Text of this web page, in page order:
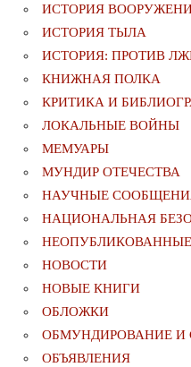
ИСТОРИЯ
ИСТОРИЯ ТЫЛА
ИСТОРИЯ: ПРОТИВ
КНИЖНАЯ ПОЛКА
КРИТИКА И
ЛОКАЛЬНЫЕ ВОЙНЫ
МЕМУАРЫ
МУНДИР ОТЕЧЕСТВА
НАУЧНЫЕ
НАЦИОНАЛЬНАЯ
НОВОСТИ
НОВЫЕ КНИГИ
ОБЛОЖКИ
ОБМУНДИРОВАНИЕ И
ОБЪЯВЛЕНИЯ